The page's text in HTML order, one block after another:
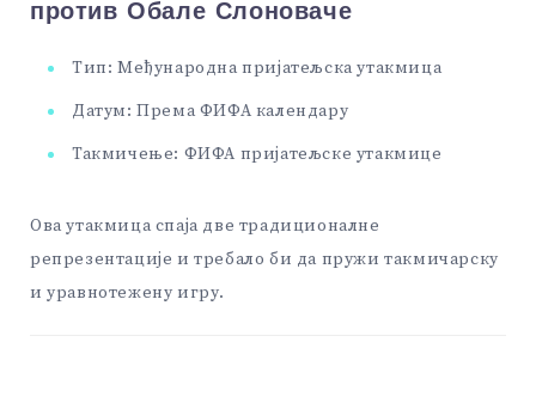
против Обале Слоноваче
Тип: Међународна пријатељска утакмица
Датум: Према ФИФА календару
Такмичење: ФИФА пријатељске утакмице
Ова утакмица спаја две традиционалне
репрезентације и требало би да пружи такмичарску
и уравнотежену игру.